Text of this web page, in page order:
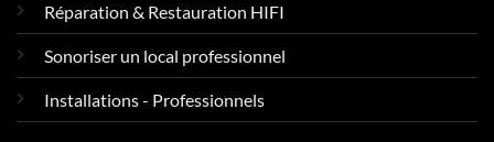
Réparation & Restauration HIFI
Sonoriser un local professionnel
Installations - Professionnels